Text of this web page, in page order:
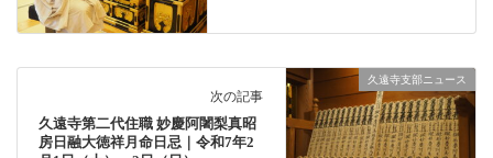
久遠寺支部ニュース
次の記事
久遠寺第二代住職 妙慶阿闍梨真昭
房日融大徳祥月命日忌｜令和7年2